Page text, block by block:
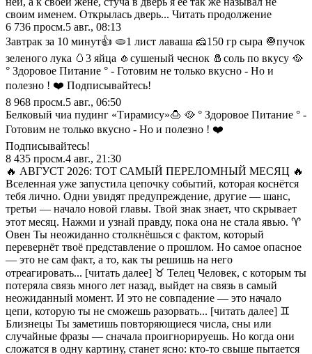
своим именем. Открылась дверь... Читать продолжение
6 736 просм.5 авг., 08:13
Завтрак за 10 минут👍 🫓1 лист лаваша 🧀150 гр сыра 🧅пучок
зеленого лука 🥚3 яйца 🧄сушеный чеснок 🧂соль по вкусу 🥘
° Здоровое Питание ° - Готовим не только вкусно - Но и
полезно ! ❤️ Подписывайтесь!
8 968 просм.5 авг., 06:50
Белковый чиа пудинг «Тирамису»🍮 🥘 ° Здоровое Питание ° -
Готовим не только вкусно - Но и полезно ! ❤️
Подписывайтесь!
8 435 просм.4 авг., 21:30
🔥 АВГУСТ 2026: ТОТ САМЫЙ ПЕРЕЛОМНЫЙ МЕСЯЦ 🔥
Вселенная уже запустила цепочку событий, которая коснётся
тебя лично. Одни увидят предупреждение, другие — шанс,
третьи — начало новой главы. Твой знак знает, что скрывает
этот месяц. Нажми и узнай правду, пока она не стала явью. ♈
Овен Ты неожиданно столкнёшься с фактом, который
перевернёт твоё представление о прошлом. Но самое опасное
— это не сам факт, а то, как ты решишь на него
отреагировать... [читать далее] ♉ Телец Человек, с которым ты
потеряла связь много лет назад, выйдет на связь в самый
неожиданный момент. И это не совпадение — это начало
цепи, которую ты не сможешь разорвать... [читать далее] ♊
Близнецы Ты заметишь повторяющиеся числа, сны или
случайные фразы — сначала проигнорируешь. Но когда они
сложатся в одну картину, станет ясно: кто-то свыше пытается